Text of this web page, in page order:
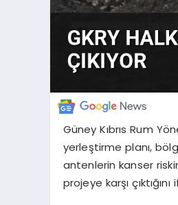
Güney Kıbrıs Rum
yerleştirme planı,
antenlerin kanser
projeye karşı